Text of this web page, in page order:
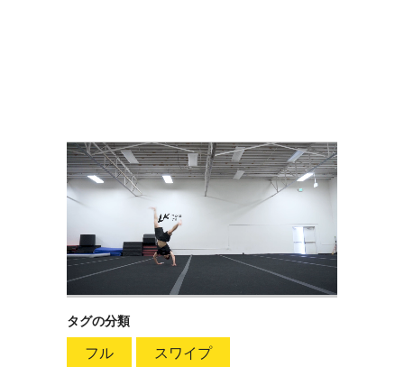
タグの分類
フル スワイプ